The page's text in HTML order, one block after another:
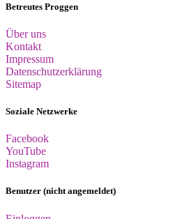
Betreutes Proggen
Über uns
Kontakt
Impressum
Datenschutzerklärung
Sitemap
Soziale Netzwerke
Facebook
YouTube
Instagram
Benutzer (nicht angemeldet)